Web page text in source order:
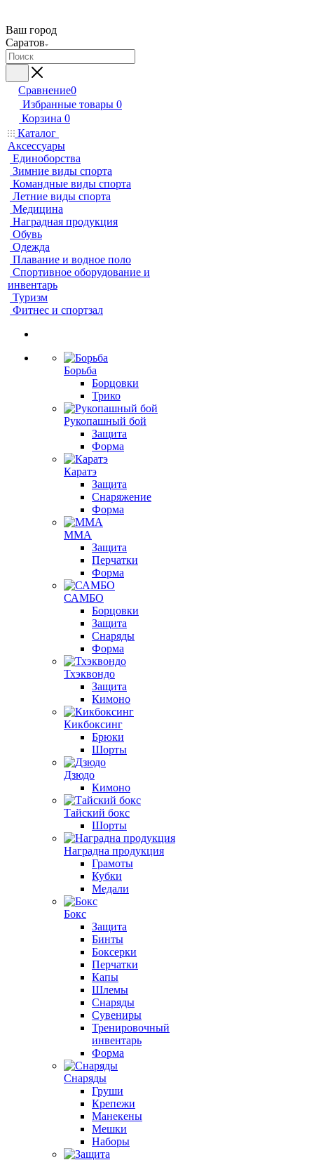
Ваш город
Саратов
Сравнение0
Избранные товары 0
Корзина 0
Каталог
Аксессуары
Единоборства
Зимние виды спорта
Командные виды спорта
Летние виды спорта
Медицина
Наградная продукция
Обувь
Одежда
Плавание и водное поло
Спортивное оборудование и
инвентарь
Туризм
Фитнес и спортзал
Борьба
Борцовки
Трико
Рукопашный бой
Защита
Форма
Каратэ
Защита
Снаряжение
Форма
ММА
Защита
Перчатки
Форма
САМБО
Борцовки
Защита
Снаряды
Форма
Тхэквондо
Защита
Кимоно
Кикбоксинг
Брюки
Шорты
Дзюдо
Кимоно
Тайский бокс
Шорты
Наградна продукция
Грамоты
Кубки
Медали
Бокс
Защита
Бинты
Боксерки
Перчатки
Капы
Шлемы
Снаряды
Сувениры
Тренировочный
инвентарь
Форма
Снаряды
Груши
Крепежи
Манекены
Мешки
Наборы